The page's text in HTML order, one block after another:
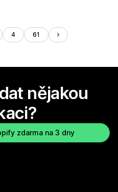
4 61
nějakou
zdarma na 3 dny